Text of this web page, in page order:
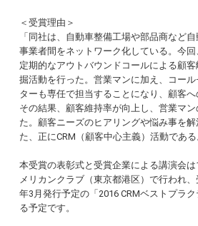
＜受賞理由＞
「同社は、自動車整備工場や部品商など
事業者間をネットワーク化している。今回
定期的なアウトバウンドコールによる顧
掘活動を行った。営業マンに加え、コー
ターも専任で担当することになり、顧客へ
その結果、顧客維持率が向上し、営業マ
た。顧客ニーズのヒアリングや悩み事を
た、正にCRM（顧客中心主義）活動である
本受賞の表彰式と受賞企業による講演会
メリカンクラブ（東京都港区）で行われ
年3月発行予定の「2016 CRMベストプラ
る予定です。